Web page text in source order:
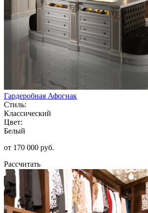
Гардеробная Афогнак
Стиль:
Классический
Цвет:
Белый
от 170 000 руб.
Рассчитать